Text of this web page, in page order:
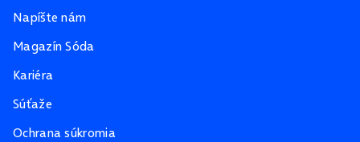
Napíšte nám
Magazín Sóda
Kariéra
Súťaže
Ochrana súkromia